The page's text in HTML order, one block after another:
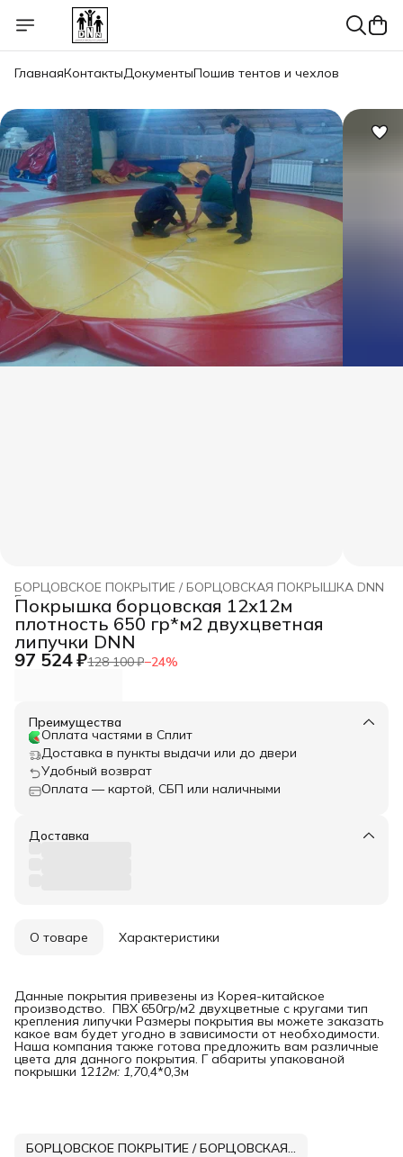
ГлавнаяКонтактыДокументыПошив тентов и чехлов
БОРЦОВСКОЕ ПОКРЫТИЕ / БОРЦОВСКАЯ ПОКРЫШКА DNN
Главная ›
Покрышка борцовская 12х12м
плотность 650 гр*м2 двухцветная
липучки DNN
97 524 ₽128 100 ₽−24%
Преимущества
Оплата частями в Сплит
Доставка в пункты выдачи или до двери
Удобный возврат
Оплата — картой, СБП или наличными
Доставка
О товаре Характеристики
Данные покрытия привезены из Корея-китайское
производство. ПВХ 650гр/м2 двухцветные с кругами тип
крепления липучки Размеры покрытия вы можете заказать
какое вам будет угодно в зависимости от необходимости.
Наша компания также готова предложить вам различные
цвета для данного покрытия. Г абариты упакованой
покрышки 1212м: 1,70,4*0,3м
БОРЦОВСКОЕ ПОКРЫТИЕ / БОРЦОВСКАЯ ПОКРЫШКА DNN